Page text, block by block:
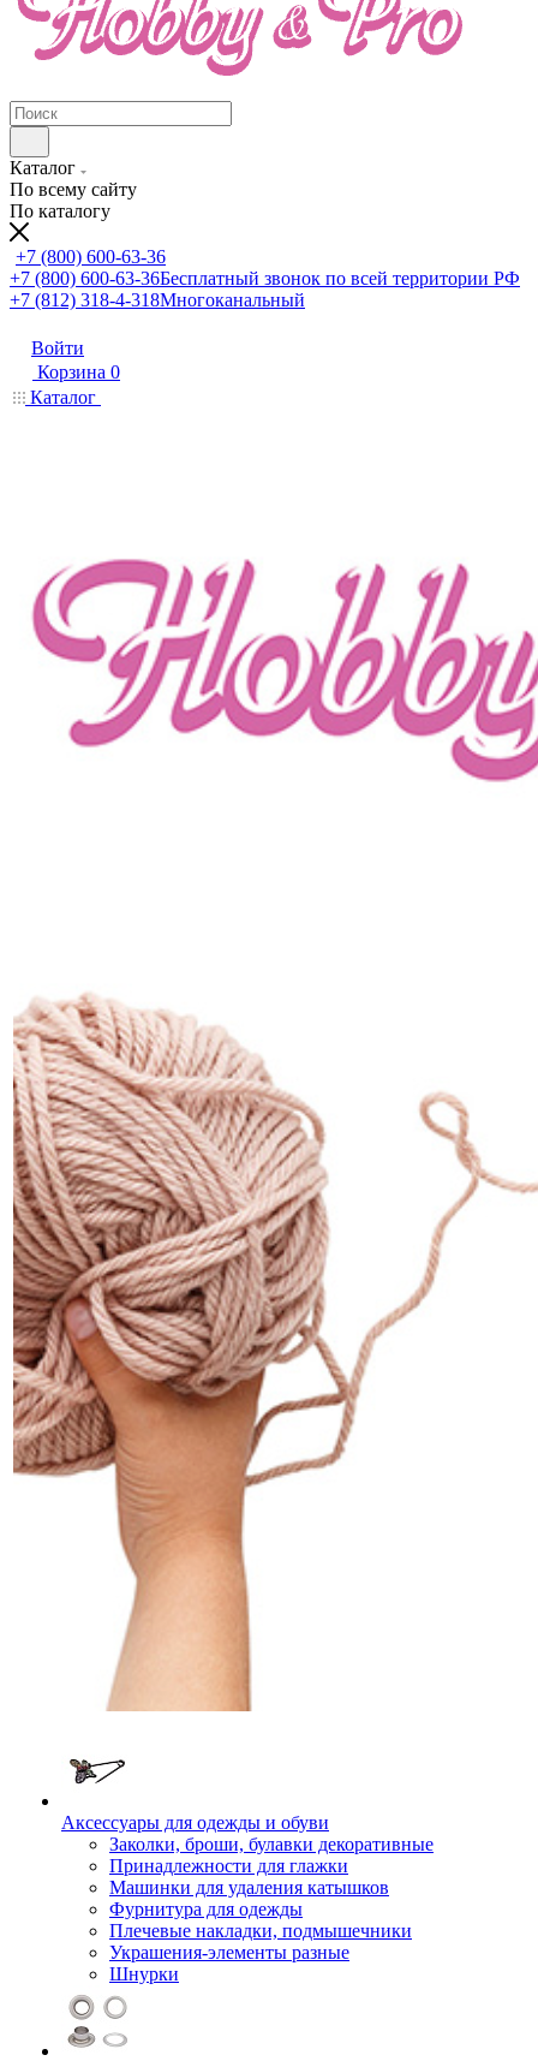
Каталог
По всему сайту
По каталогу
+7 (800) 600-63-36
+7 (800) 600-63-36Бесплатный звонок по всей территории РФ
+7 (812) 318-4-318Многоканальный
Войти
Корзина 0
Каталог
Аксессуары для одежды и обуви
Заколки, броши, булавки декоративные
Принадлежности для глажки
Машинки для удаления катышков
Фурнитура для одежды
Плечевые накладки, подмышечники
Украшения-элементы разные
Шнурки